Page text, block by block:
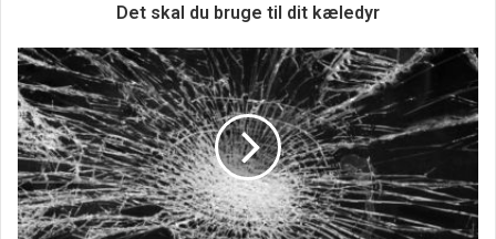
sker af en grund, og der findes ikke noget, der hedder
tilfældigheder.
Målet med Asatro er at leve i harmoni med naturen og at
blive ét med den guddommelige kosmiske orden. Ved at
følge Asatros vej kan vi lære at leve i fred med os selv,
med andre og med verden omkring os.
Det skal du bruge til dit kæledyr